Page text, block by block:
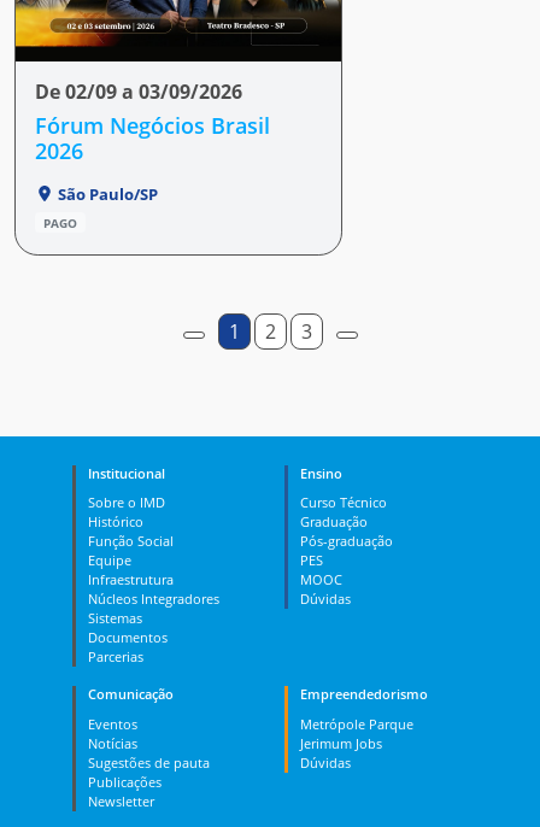
De 02/09 a 03/09/2026
Fórum Negócios Brasil
2026
São Paulo/SP
PAGO
1 2 3
Institucional
Sobre o IMD
Histórico
Função Social
Equipe
Infraestrutura
Núcleos Integradores
Sistemas
Documentos
Parcerias
Ensino
Curso Técnico
Graduação
Pós-graduação
PES
MOOC
Dúvidas
Comunicação
Eventos
Notícias
Sugestões de pauta
Publicações
Newsletter
Empreendedorismo
Metrópole Parque
Jerimum Jobs
Dúvidas